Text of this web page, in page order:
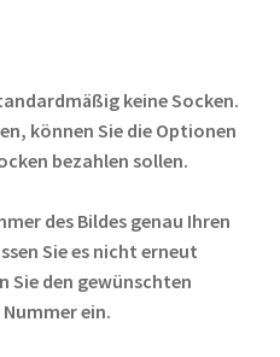
keine Socken.
können Sie die Optionen
bezahlen sollen.
des Bildes genau Ihren
Sie es nicht erneut
Sie den gewünschten
ein.